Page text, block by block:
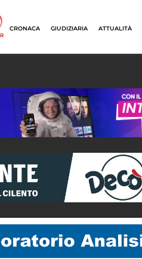
CRONACA GIUDIZIARIA ATTUALITÀ